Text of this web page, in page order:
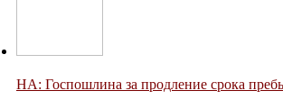
НА: Госпошлина за продление срока